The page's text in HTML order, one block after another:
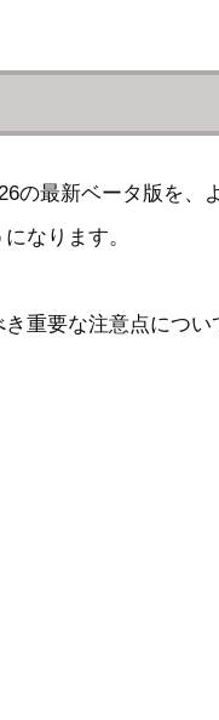
の最新ベータ版を
なります。
重要な注意点につ